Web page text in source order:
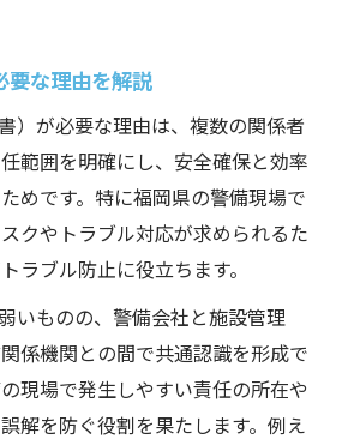
要な理由を解説
）が必要な理由は、複数の関係者
範囲を明確にし、安全確保と効率
めです。特に福岡県の警備現場で
クやトラブル対応が求められるた
ラブル防止に役立ちます。
いものの、警備会社と施設管理
係機関との間で共通認識を形成で
現場で発生しやすい責任の所在や
解を防ぐ役割を果たします。例え